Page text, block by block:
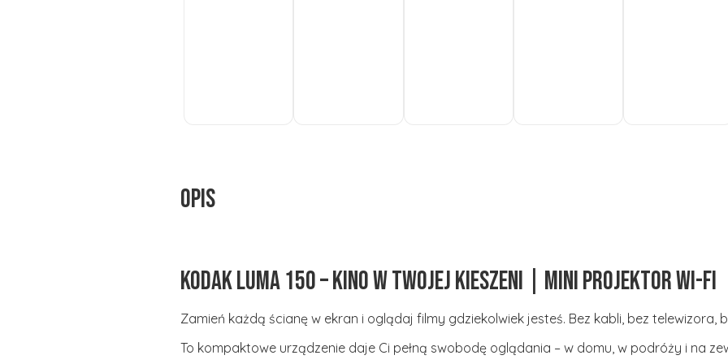
Opis
Kodak LUMA 150 – kino w Twojej kieszeni | Mini projektor Wi-Fi
Zamień każdą ścianę w ekran i oglądaj filmy gdziekolwiek jesteś. Bez kabli, bez telewizora,
To kompaktowe urządzenie daje Ci pełną swobodę oglądania – w domu, w podróży i na